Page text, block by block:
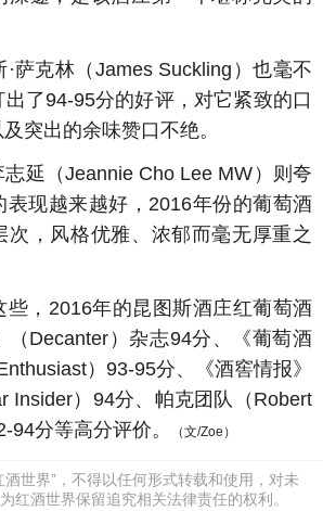
萨克林（James Suckling）也毫不
了94-95分的好评，对它紧致的口
及突出的余味赞口不绝。
延（Jeannie Cho Lee MW）则夸
表现越来越好，2016年份的葡萄酒
次，风格优雅、浓郁而毫无厚重之
些，2016年的昆图斯酒庄红葡萄酒
（Decanter）杂志94分、《葡萄酒
）93-95分、《酒窖情报》
Insider）94分、帕克团队（Robert
94分等高分评价。
（文/Zoe）
世界”，不得以任何形式转载和使用，对未
红酒世界保留追究相关法律责任的权利。